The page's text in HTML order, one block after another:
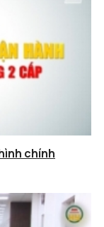
chính